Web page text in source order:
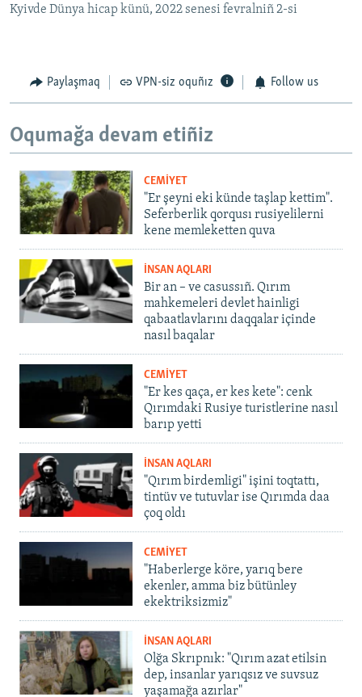
Kyivde Dünya hicap künü, 2022 senesi fevralniñ 2-si
Paylaşmaq VPN-siz oquñız Follow us
Oqumağa devam etiñiz
CEMİYET
"Er şeyni eki künde taşlap kettim".
Seferberlik qorqusı rusiyelilerni
kene memleketten quva
İNSAN AQLARI
Bir an – ve casussıñ. Qırım
mahkemeleri devlet hainligi
qabaatlavlarını daqqalar içinde
nasıl baqalar
CEMİYET
"Er kes qaça, er kes kete": cenk
Qırımdaki Rusiye turistlerine nasıl
barıp yetti
İNSAN AQLARI
"Qırım birdemligi" işini toqtattı,
tintüv ve tutuvlar ise Qırımda daa
çoq oldı
CEMİYET
"Haberlerge köre, yarıq bere
ekenler, amma biz bütünley
ekektriksizmiz"
İNSAN AQLARI
Olğa Skrıpnık: "Qırım azat etilsin
dep, insanlar yarıqsız ve suvsuz
yaşamağa azırlar"